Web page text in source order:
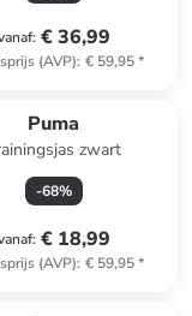
: € 36,99
(AVP): € 59,95*
Puma
zwart
-68%
: € 18,99
(AVP): € 59,95*